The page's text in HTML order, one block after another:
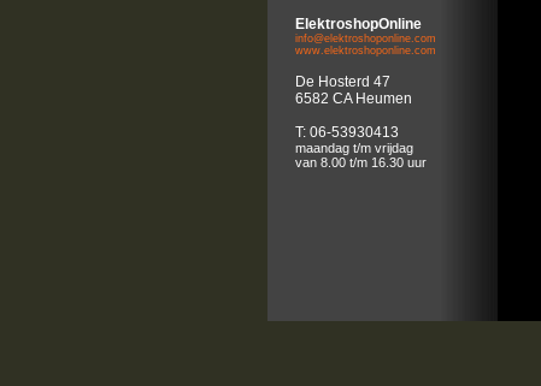
ElektroshopOnline
info@elektroshoponline.com
www.elektroshoponline.com
De Hosterd 47
6582 CA Heumen
T: 06-53930413
maandag t/m vrijdag
van 8.00 t/m 16.30 uur